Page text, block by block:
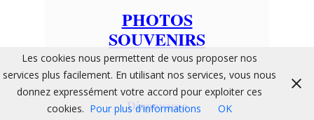
PHOTOS
SOUVENIRS
Diaporama
Les cookies nous permettent de vous proposer nos
services plus facilement. En utilisant nos services, vous nous
donnez expressément votre accord pour exploiter ces
cookies. Pour plus d'informations OK